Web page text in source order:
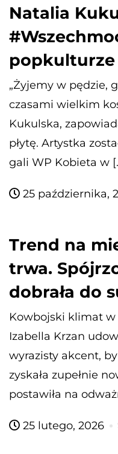
Natalia
popkulturze
„Żyjemy w pędzie,
czasami wielkim
Kukulska,
płytę. Artystka
gali WP Kobieta w
25 października,
Trend na
trwa.
dobrała do
Kowbojski klimat
Izabella Krzan
wyrazisty akcent,
zyskała zupełnie
postawiła na
25 lutego, 2026